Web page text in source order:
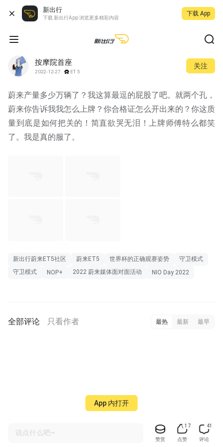
新出行
下载 新出行App 浏览更多精彩内容
下载 App
按摩院首座
2022-12-27 ET5
关注
蔚来产量多少万辆了？我这算最逗的屁股了吧。就两个孔，
蔚来你告诉我我怎么上牌？你合格证怎么开出来的？你这质
量到底是如何把关的！简直欲哭无泪！上牌师傅特么都笑
了。我是真的服了。
新出行蔚来ET5社区 蔚来ET5 世界杯的正确观赛姿势
守卫模式
守卫模式
NOP+ 2022 蔚来媒体面对面活动 NIO Day 2022
全部评论 只看作者 最热 最新 最早
说点什么吧~
赞赏
17
点赞
41
评论
App 内打开